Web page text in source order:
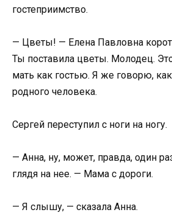
гостеприимство.
— Цветы! — Елена Павловна
Ты поставила цветы. Молодец.
мать как гостью. Я же говорю,
родного человека.
Сергей переступил с ноги на ногу.
— Анна, ну, может, правда, один
глядя на нее. — Мама с дороги.
— Я слышу, — сказала Анна.